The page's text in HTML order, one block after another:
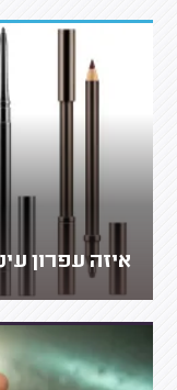
איזה עפרון